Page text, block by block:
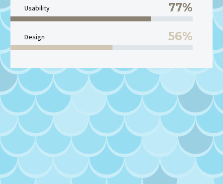
Usability 77%
Design 56%